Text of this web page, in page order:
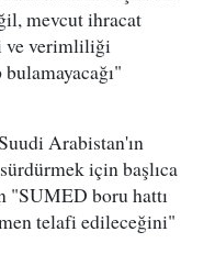
mevcut ihracat
ve verimliliği
Arabistan'ın
için başlıca
"SUMED boru hattı
telafi edileceğini"